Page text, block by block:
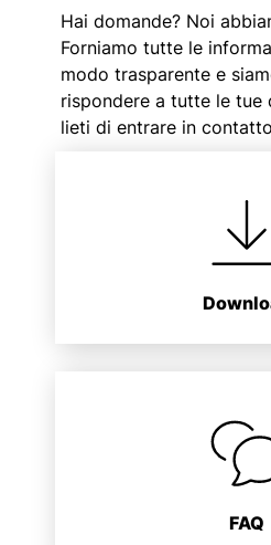
Hai domande? Noi
Forniamo tutte le
modo trasparente e
rispondere a tutte le tue
lieti di entrare in
FAQ